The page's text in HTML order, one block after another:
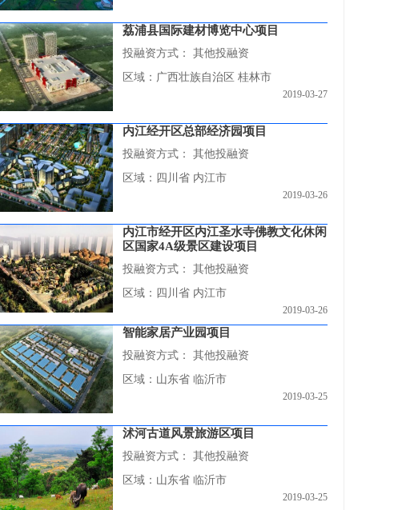
荔浦县国际建材博览中心项目
投融资方式：
其他投融资
区域：广西壮族自治区 桂林市
2019-03-27
内江经开区总部经济园项目
投融资方式：
其他投融资
区域：四川省 内江市
2019-03-26
内江市经开区内江圣水寺佛教文化休闲
区国家4A级景区建设项目
投融资方式：
其他投融资
区域：四川省 内江市
2019-03-26
智能家居产业园项目
投融资方式：
其他投融资
区域：山东省 临沂市
2019-03-25
沭河古道风景旅游区项目
投融资方式：
其他投融资
区域：山东省 临沂市
2019-03-25